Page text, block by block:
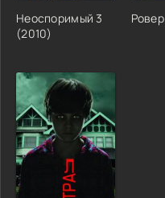
Неоспоримый 3
(2010)